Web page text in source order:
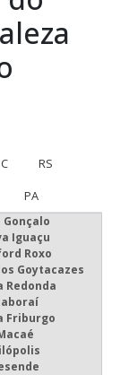
RS
PA
Gonçalo
Iguaçu
Roxo
Goytacazes
Redonda
Friburgo